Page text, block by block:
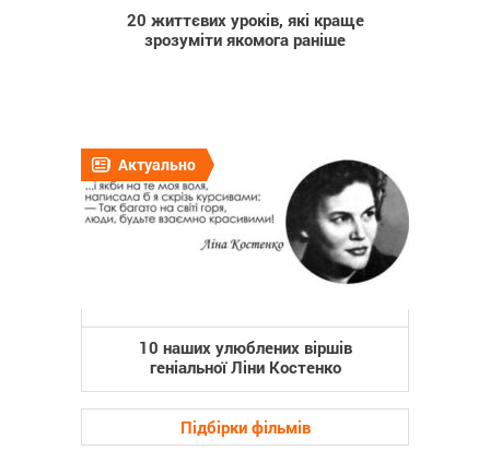
20 життєвих уроків, які краще
зрозуміти якомога раніше
Актуально
10 наших улюблених віршів
геніальної Ліни Костенко
Підбірки фільмів